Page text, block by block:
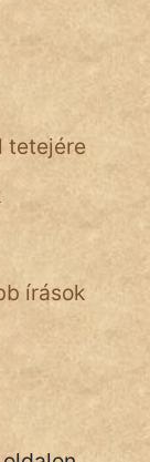
tetejére
írások